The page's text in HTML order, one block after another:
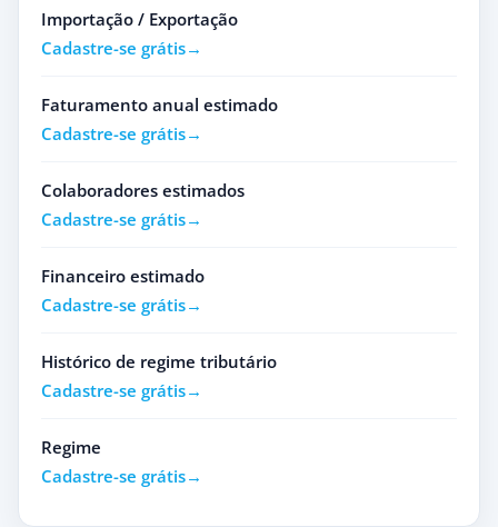
Importação / Exportação
Cadastre-se grátis
Faturamento anual estimado
Cadastre-se grátis
Colaboradores estimados
Cadastre-se grátis
Financeiro estimado
Cadastre-se grátis
Histórico de regime tributário
Cadastre-se grátis
Regime
Cadastre-se grátis